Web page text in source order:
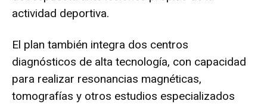
actividad deportiva.
El plan también integra dos centros
diagnósticos de alta tecnología, con capacidad
para realizar resonancias magnéticas,
tomografías y otros estudios especializados